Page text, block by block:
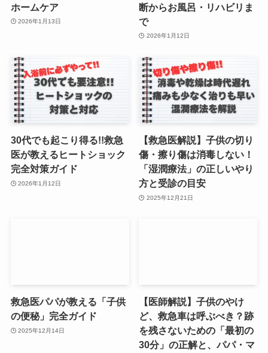
ホームケア
2026年1月13日
断からお風呂・リハビリま
で
2026年1月12日
30代でも起こり得る!!救急
医が教えるヒートショック
完全対策ガイド
2026年1月12日
【救急医解説】子供の切り
傷・擦り傷は消毒しない！
「湿潤療法」の正しいやり
方と受診の目安
2025年12月21日
救急医パパが教える「子供
の便秘」完全ガイド
2025年12月14日
【医師解説】子供のやけ
ど、救急車は呼ぶべき？跡
を残さないための「最初の
30分」の正解と、パパ・マ